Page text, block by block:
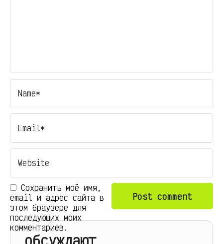
Сохранить моё имя,
email и адрес сайта в
этом браузере для
последующих моих
комментариев.